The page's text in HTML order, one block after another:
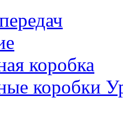
коробка
коробки